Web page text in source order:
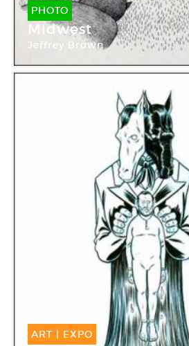
PHOTO
Midwest
Jeffrey Brown
ART | EXPO